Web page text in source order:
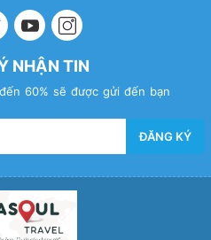
NHẬN TIN
60% sẽ được gửi đến bạn
ĐĂNG KÝ